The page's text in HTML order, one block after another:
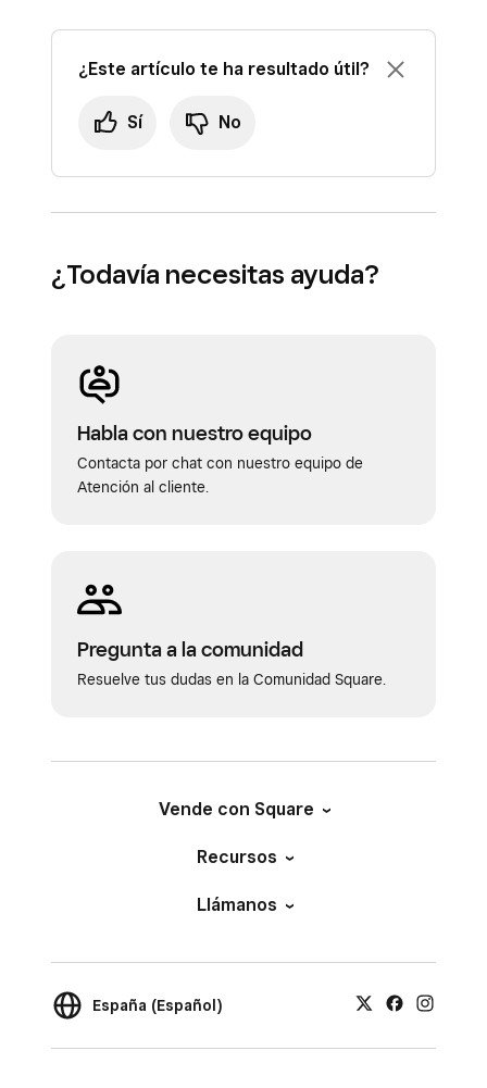
¿Este artículo te ha resultado útil?
Sí No
¿Todavía necesitas ayuda?
Habla con nuestro equipo
Contacta por chat con nuestro equipo de
Atención al cliente.
Pregunta a la comunidad
Resuelve tus dudas en la Comunidad Square.
Vende con Square
Recursos
Llámanos
España (Español)